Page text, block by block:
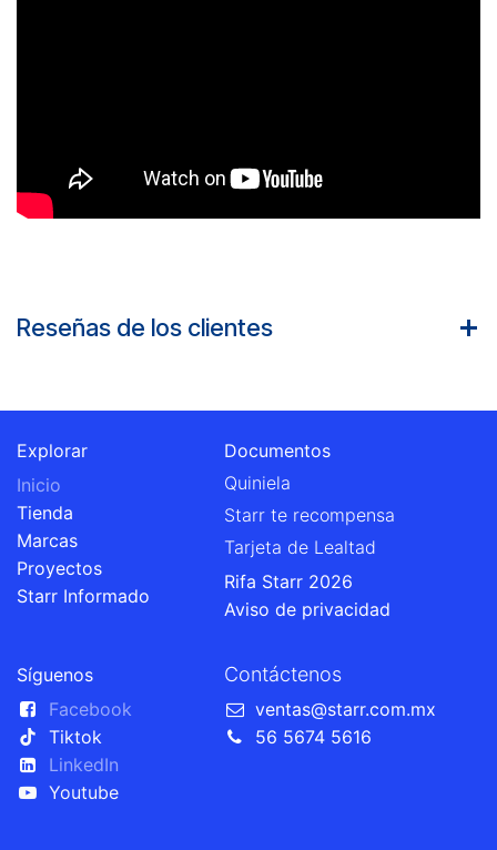
Reseñas de los clientes
Explorar
Inicio
Tienda
Marcas
Proyectos
Starr Informado
Documentos
Quiniela
Starr te recompensa
Tarjeta de Lealtad
Rifa Starr 2026
Aviso de privacidad
Síguenos
Facebook
Tiktok
LinkedIn
Youtube
Contáctenos
ventas@starr.com.mx
56 5674 5616